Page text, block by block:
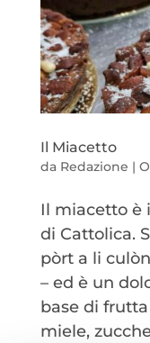
Il Miacetto
da Redazione |
Il miacetto è
di Cattolica.
pòrt a li
– ed è un
base di
miele,